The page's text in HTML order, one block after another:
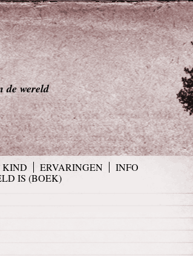
de wereld
KIND ERVARINGEN
INFO
IS (BOEK)